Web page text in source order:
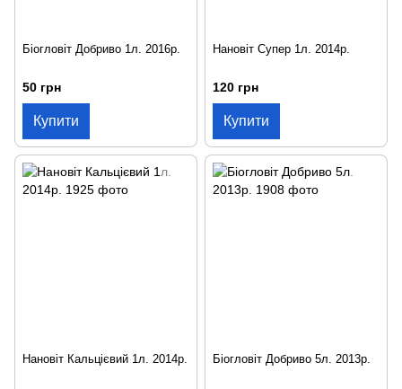
Біогловіт Добриво 1л. 2016р.
50 грн
Купити
Нановіт Супер 1л. 2014р.
120 грн
Купити
Нановіт Кальцієвий 1л. 2014р. Біогловіт Добриво 5л. 2013р.